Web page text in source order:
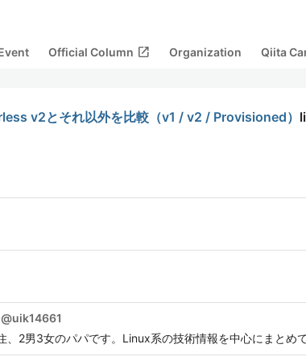
Official Column open_in_new Organization Qiita
v2とそれ以外を比較（v1 / v2 / Provisioned）
@uik14661
、2男3女のパパです。Linux系の技術情報を中心にまとめ